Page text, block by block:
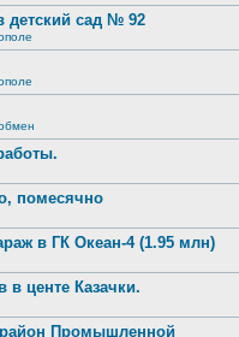
детский сад № 92
помесячно
в ГК Океан-4 (1.95 млн)
центе Казачки.
район Промышленной